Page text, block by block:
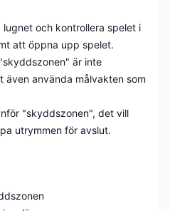
och kontrollera spelet i
att öppna upp spelet.
är inte
även använda målvakten som
"skyddszonen", det vill
utrymmen för avslut.